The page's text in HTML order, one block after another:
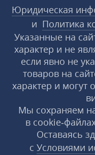
Юридическая
и Политика
Указанные на
характер и не
если явно не
товаров на
характер и могут
Мы сохраняем
в
Оставаясь
с Условиями